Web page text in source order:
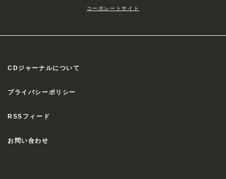
コーポレートサイト
CDジャーナルについて
プライバシーポリシー
RSSフィード
お問い合わせ